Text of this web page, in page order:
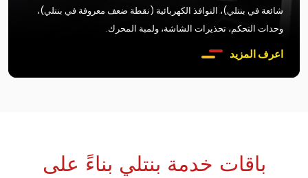
شائعة في بنتلي)، النوافذ الكهربائية (نقطة ضعف معروفة في بنتلي)،
وحدات التحكم، تحذيرات الشاشة، ولمبة المحرك.
اعرف المزيد
باقات خدمة بنتلي بناءً على